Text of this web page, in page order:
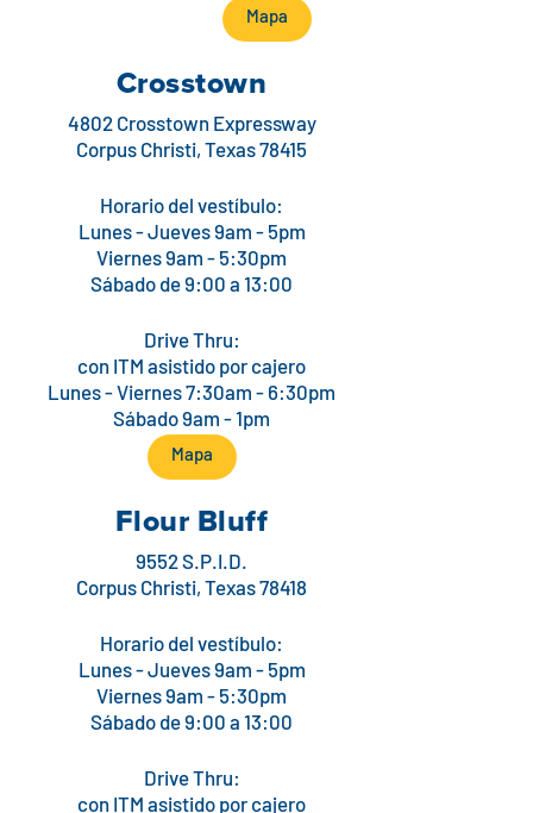
Mapa
Crosstown
4802 Crosstown Expressway
Corpus Christi, Texas 78415
Horario del vestíbulo:
Lunes - Jueves 9am - 5pm
Viernes 9am - 5:30pm
Sábado de 9:00 a 13:00
Drive Thru:
con ITM asistido por cajero
Lunes - Viernes 7:30am - 6:30pm
Sábado 9am - 1pm
Mapa
Flour Bluff
9552 S.P.I.D.
Corpus Christi, Texas 78418
Horario del vestíbulo:
Lunes - Jueves 9am - 5pm
Viernes 9am - 5:30pm
Sábado de 9:00 a 13:00
Drive Thru:
con ITM asistido por cajero